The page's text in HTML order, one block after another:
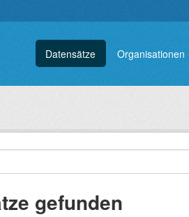
Datensätze Organisationen
gefunden